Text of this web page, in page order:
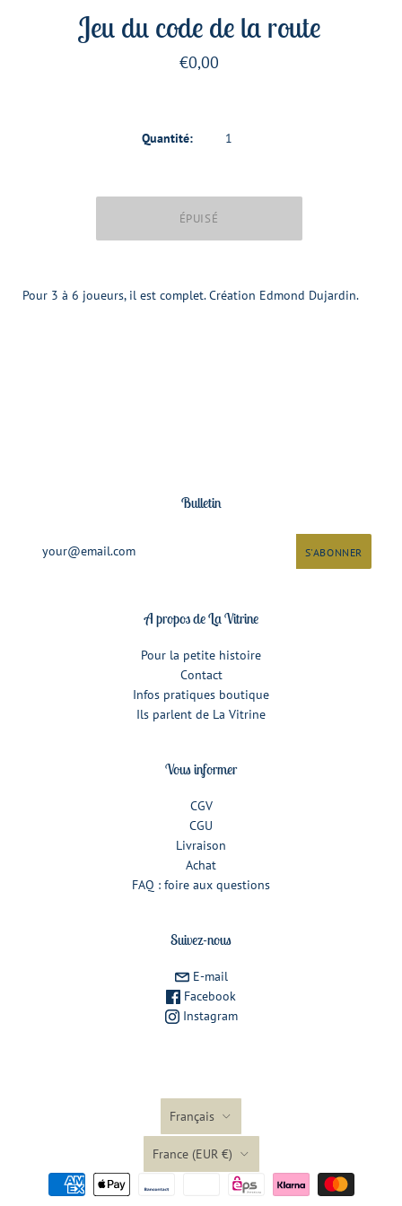
Jeu du code de la route
€0,00
Quantité:
Pour 3 à 6 joueurs, il est complet. Création Edmond Dujardin.
Bulletin
A propos de La Vitrine
Pour la petite histoire
Contact
Infos pratiques boutique
Ils parlent de La Vitrine
Vous informer
CGV
CGU
Livraison
Achat
FAQ : foire aux questions
Suivez-nous
E-mail
Facebook
Instagram
Langue
Français
Pays
France (EUR €)